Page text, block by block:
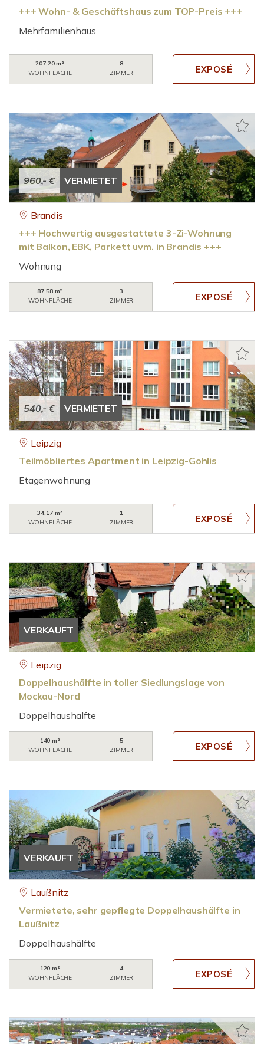
+++ Wohn- & Geschäftshaus zum TOP-Preis +++
Mehrfamilienhaus
207,20 m²
WOHNFLÄCHE
8
ZIMMER
960,- € VERMIETET
Brandis
+++ Hochwertig ausgestattete 3-Zi-Wohnung
mit Balkon, EBK, Parkett uvm. in Brandis +++
Wohnung
87,58 m²
WOHNFLÄCHE
3
ZIMMER
540,- € VERMIETET
Leipzig
Teilmöbliertes Apartment in Leipzig-Gohlis
Etagenwohnung
34,17 m²
WOHNFLÄCHE
1
ZIMMER
VERKAUFT
Leipzig
Doppelhaushälfte in toller Siedlungslage von
Mockau-Nord
Doppelhaushälfte
140 m²
WOHNFLÄCHE
5
ZIMMER
VERKAUFT
Laußnitz
Vermietete, sehr gepflegte Doppelhaushälfte in
Laußnitz
Doppelhaushälfte
120 m²
WOHNFLÄCHE
4
ZIMMER